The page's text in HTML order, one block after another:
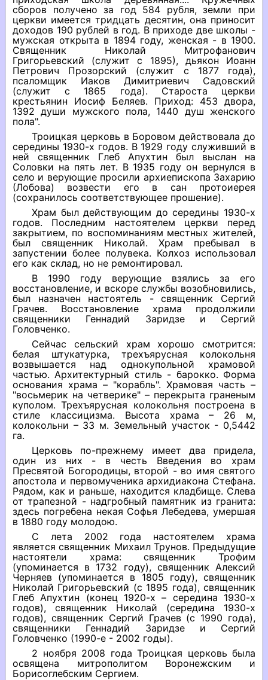
сборов получено за год 584 рубля, земли при
церкви имеется тридцать десятин, она приносит
доходов 190 рублей в год. В приходе две школы -
мужская открыта в 1894 году, женская - в 1900.
Священник Николай Митрофанович
Григорьевский (служит с 1895), дьякон Иоанн
Петрович Прозорский (служит с 1877 года),
псаломщик Иаков Димитриевич Садовский
(служит с 1865 года). Староста церкви
крестьянин Иосиф Беляев. Приход: 453 двора,
1392 души мужского пола, 1440 душ женского
пола".
Троицкая церковь в Боровом действовала до
середины 1930-х годов. В 1929 году служивший в
ней священник Глеб Апухтин был выслан на
Соловки на пять лет. В 1935 году он вернулся в
село и верующие просили архиепископа Захарию
(Лобова) возвести его в сан протоиерея
(сохранилось соответствующее прошение).
Храм был действующим до середины 1930-х
годов. Последним настоятелем церкви перед
закрытием, по воспоминаниям местных жителей,
был священник Николай. Храм пребывал в
запустении более полувека. Колхоз использовал
его как склад, но не ремонтировал.
В 1990 году верующие взялись за его
восстановление, и вскоре службы возобновились,
был назначен настоятель - священник Сергий
Грачев. Восстановление храма продолжили
священники Геннадий Заридзе и Сергий
Головченко.
Сейчас сельский храм хорошо смотрится:
белая штукатурка, трехъярусная колокольня
возвышается над однокупольной храмовой
частью. Архитектурный стиль - барокко. Форма
основания храма – "корабль". Храмовая часть –
"восьмерик на четверике" – перекрыта граненым
куполом. Трехъярусная колокольня построена в
стиле классицизма. Высота храма – 26 м,
колокольни – 33 м. Земельный участок - 0,5442
га.
Церковь по-прежнему имеет два придела,
один из них - в честь Введения во храм
Пресвятой Богородицы, второй - во имя святого
апостола и первомученика архидиакона Стефана.
Рядом, как и раньше, находится кладбище. Слева
от трапезной - надгробный памятник из гранита:
здесь погребена некая Софья Лебедева, умершая
в 1880 году молодою.
С лета 2002 года настоятелем храма
является священник Михаил Трунов. Предыдущие
настоятели храма: священник Трофим
(упоминается в 1732 году), священник Алексий
Черняев (упоминается в 1805 году), священник
Николай Григорьевский (с 1895 года), священник
Глеб Апухтин (конец 1920-х – середина 1930-х
годов), священник Николай (середина 1930-х
годов), священник Сергий Грачев (с 1990 года),
священники Геннадий Заридзе и Сергий
Головченко (1990-е - 2002 годы).
2 ноября 2008 года Троицкая церковь была
освящена митрополитом Воронежским и
Борисоглебским Сергием.